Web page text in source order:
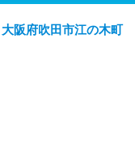
大阪府吹田市江の木町